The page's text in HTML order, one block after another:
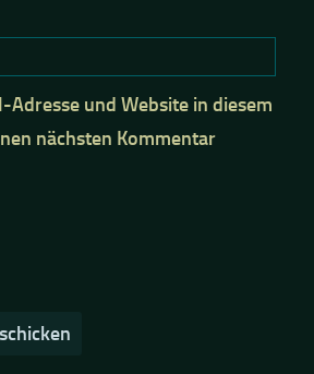
Adresse und Website in diesem
nächsten Kommentar